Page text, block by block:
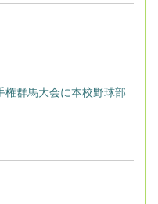
群馬大会に本校野球部